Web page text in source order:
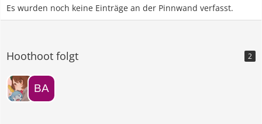
Es wurden noch keine Einträge an der Pinnwand verfasst.
Hoothoot folgt 2